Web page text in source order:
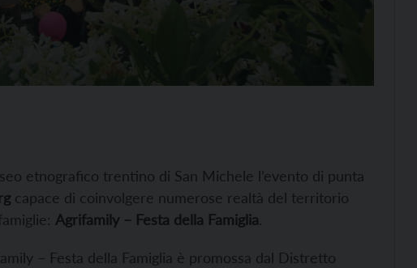
etnografico trentino di San Michele l’evento di punta
capace di coinvolgere numerose realtà del territorio
Agrifamily – Festa della Famiglia.
– Festa della Famiglia è promossa dal Distretto